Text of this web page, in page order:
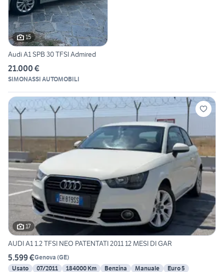
15
Audi A1 SPB 30 TFSI Admired
21.000 €
SIMONASSI AUTOMOBILI
17
AUDI A1 1.2 TFSI NEO PATENTATI 2011 12 MESI DI GAR
5.599 €Genova (GE)
Usato
07/2011 184000 Km Benzina Manuale
Euro 5